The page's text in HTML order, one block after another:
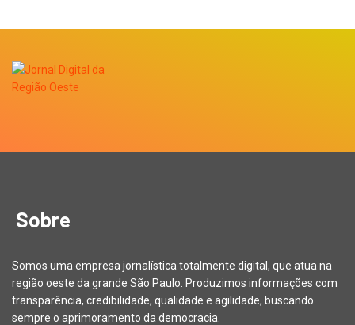
Sobre
Somos uma empresa jornalística totalmente digital, que atua na
região oeste da grande São Paulo. Produzimos informações com
transparência, credibilidade, qualidade e agilidade, buscando
sempre o aprimoramento da democracia.